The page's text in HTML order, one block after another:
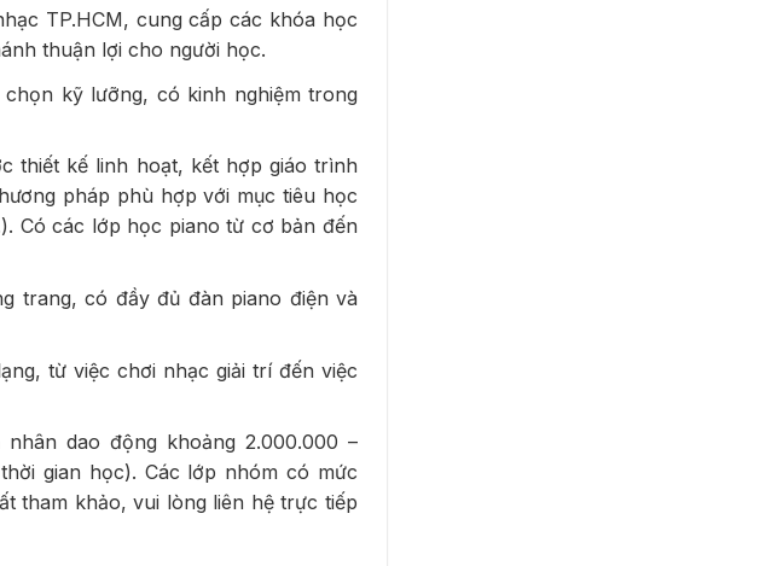
TP.HCM, cung cấp các khóa học
thuận lợi cho người học.
kỹ lưỡng, có kinh nghiệm trong
thiết kế linh hoạt, kết hợp giáo trình
pháp phù hợp với mục tiêu học
Có các lớp học piano từ cơ bản đến
trang, có đầy đủ đàn piano điện và
từ việc chơi nhạc giải trí đến việc
dao động khoảng 2.000.000 –
gian học). Các lớp nhóm có mức
tham khảo, vui lòng liên hệ trực tiếp